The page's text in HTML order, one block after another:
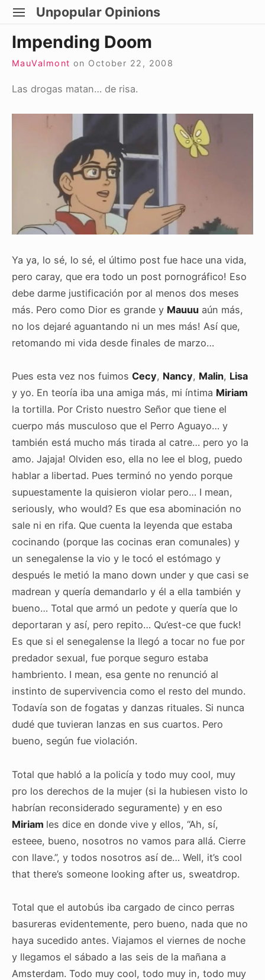
Skip
content
Unpopular Opinions
SITE
Impending Doom
MauValmont on October 22, 2008
Las drogas matan… de risa.
Ya ya, lo sé, lo sé, el último post fue hace una vida,
pero caray, que era todo un post pornográfico! Eso
debe darme justificación por al menos dos meses
más. Pero como Dior es grande y Mauuu aún más,
no los dejaré aguantando ni un mes más! Así que,
retomando mi vida desde finales de marzo…
Pues esta vez nos fuimos Cecy, Nancy, Malin, Lisa
y yo. En teoría iba una amiga más, mi íntima Miriam
la tortilla. Por Cristo nuestro Señor que tiene el
cuerpo más musculoso que el Perro Aguayo… y
también está mucho más tirada al catre… pero yo la
amo. Jajaja! Olviden eso, ella no lee el blog, puedo
hablar a libertad. Pues terminó no yendo porque
supuestamente la quisieron violar pero… I mean,
seriously, who would? Es que esa abominación no
sale ni en rifa. Que cuenta la leyenda que estaba
cocinando (porque las cocinas eran comunales) y
un senegalense la vio y le tocó el estómago y
después le metió la mano down under y que casi se
madrean y quería demandarlo y él a ella también y
bueno… Total que armó un pedote y quería que lo
deportaran y así, pero repito… Qu’est-ce que fuck!
Es que si el senegalense la llegó a tocar no fue por
predador sexual, fue porque seguro estaba
hambriento. I mean, esa gente no renunció al
instinto de supervivencia como el resto del mundo.
Todavía son de fogatas y danzas rituales. Si nunca
dudé que tuvieran lanzas en sus cuartos. Pero
bueno, según fue violación.
Total que habló a la policía y todo muy cool, muy
pro los derechos de la mujer (si la hubiesen visto lo
habrían reconsiderado seguramente) y en eso
Miriam les dice en donde vive y ellos, “Ah, sí,
esteee, bueno, nosotros no vamos para allá. Cierre
con llave.”, y todos nosotros así de… Well, it’s cool
that there’s someone looking after us, sweatdrop.
Total que el autobús iba cargado de cinco perras
basureras evidentemente, pero bueno, nada que no
haya sucedido antes. Viajamos el viernes de noche
y llegamos el sábado a las seis de la mañana a
Amsterdam. Todo muy cool, todo muy in, todo muy